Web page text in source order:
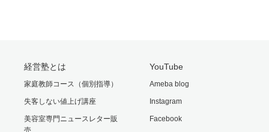
経営塾とは
家庭教師コース（個別指導）
失客しない値上げ講座
美容室専門ニュースレター販
売
YouTube
Ameba blog
Instagram
Facebook